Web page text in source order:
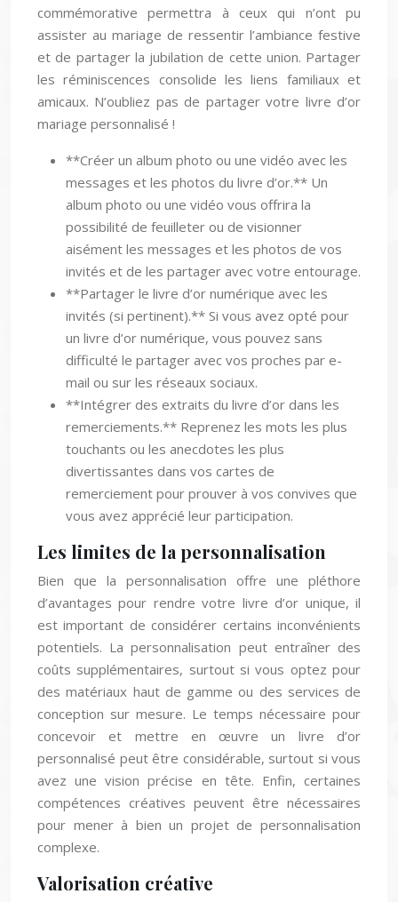
commémorative permettra à ceux qui n’ont pu
assister au mariage de ressentir l’ambiance festive
et de partager la jubilation de cette union. Partager
les réminiscences consolide les liens familiaux et
amicaux. N’oubliez pas de partager votre livre d’or
mariage personnalisé !
**Créer un album photo ou une vidéo avec les
messages et les photos du livre d’or.** Un
album photo ou une vidéo vous offrira la
possibilité de feuilleter ou de visionner
aisément les messages et les photos de vos
invités et de les partager avec votre entourage.
**Partager le livre d’or numérique avec les
invités (si pertinent).** Si vous avez opté pour
un livre d’or numérique, vous pouvez sans
difficulté le partager avec vos proches par e-
mail ou sur les réseaux sociaux.
**Intégrer des extraits du livre d’or dans les
remerciements.** Reprenez les mots les plus
touchants ou les anecdotes les plus
divertissantes dans vos cartes de
remerciement pour prouver à vos convives que
vous avez apprécié leur participation.
Les limites de la personnalisation
Bien que la personnalisation offre une pléthore
d’avantages pour rendre votre livre d’or unique, il
est important de considérer certains inconvénients
potentiels. La personnalisation peut entraîner des
coûts supplémentaires, surtout si vous optez pour
des matériaux haut de gamme ou des services de
conception sur mesure. Le temps nécessaire pour
concevoir et mettre en œuvre un livre d’or
personnalisé peut être considérable, surtout si vous
avez une vision précise en tête. Enfin, certaines
compétences créatives peuvent être nécessaires
pour mener à bien un projet de personnalisation
complexe.
Valorisation créative